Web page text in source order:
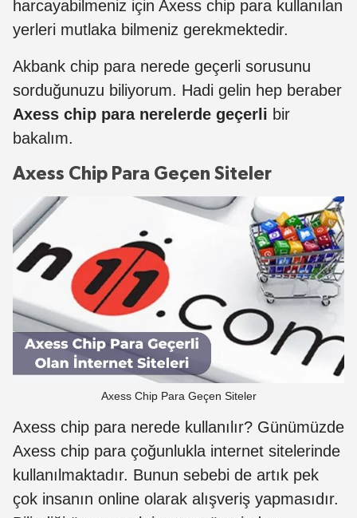
harcayabilmeniz için Axess chip para kullanılan
yerleri mutlaka bilmeniz gerekmektedir.
Akbank chip para nerede geçerli sorusunu
sorduğunuzu biliyorum. Hadi gelin hep beraber
Axess chip para nerelerde geçerli bir
bakalım.
Axess Chip Para Geçen Siteler
Axess Chip Para Geçen Siteler
Axess chip para nerede kullanılır? Günümüzde
Axess chip para çoğunlukla internet sitelerinde
kullanılmaktadır. Bunun sebebi de artık pek
çok insanın online olarak alışveriş yapmasıdır.